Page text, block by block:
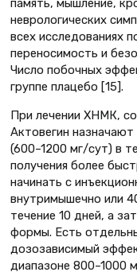
память, мышление,
неврологических
всех исследованиях
переносимость и
Число побочных
группе плацебо [15].
При лечении ХНМК,
Актовегин
(600–1200 мг/сут) в
получения более
начинать с
внутримышечно или
течение 10 дней, а
формы. Есть
дозозависимый
диапазоне 800–1000